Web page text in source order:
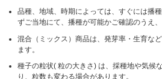
品種、地域、時期によっては、すぐには播
ずご当地にて、播種が可能かご確認のうえ
混合（ミックス）商品は、発芽率・生育な
ます。
種子の粒状( 粒の大きさ) は、採種地や気候
り、粒数も変わる場合があります。